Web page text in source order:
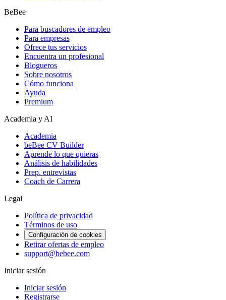
BeBee
Para buscadores de empleo
Para empresas
Ofrece tus servicios
Encuentra un profesional
Blogueros
Sobre nosotros
Cómo funciona
Ayuda
Premium
Academia y AI
Academia
beBee CV Builder
Aprende lo que quieras
Análisis de habilidades
Prep. entrevistas
Coach de Carrera
Legal
Política de privacidad
Términos de uso
Configuración de cookies
Retirar ofertas de empleo
support@bebee.com
Iniciar sesión
Iniciar sesión
Registrarse